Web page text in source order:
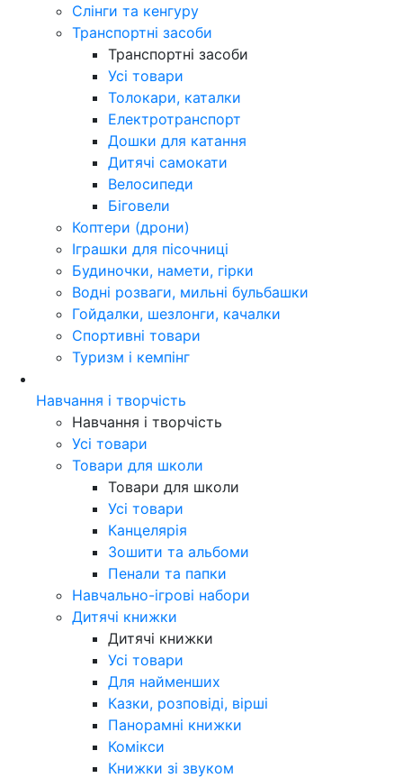
Слінги та кенгуру
Транспортні засоби
Транспортні засоби
Усі товари
Толокари, каталки
Електротранспорт
Дошки для катання
Дитячі самокати
Велосипеди
Біговели
Коптери (дрони)
Іграшки для пісочниці
Будиночки, намети, гірки
Водні розваги, мильні бульбашки
Гойдалки, шезлонги, качалки
Спортивні товари
Туризм і кемпінг
Навчання і творчість
Навчання і творчість
Усі товари
Товари для школи
Товари для школи
Усі товари
Канцелярія
Зошити та альбоми
Пенали та папки
Навчально-ігрові набори
Дитячі книжки
Дитячі книжки
Усі товари
Для найменших
Казки, розповіді, вірші
Панорамні книжки
Комікси
Книжки зі звуком